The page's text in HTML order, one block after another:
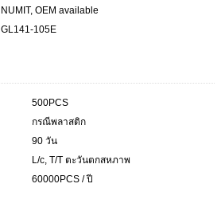
NUMIT, OEM available
GL141-105E
500PCS
กรณีพลาสติก
90 วัน
L/c, T/T ตะวันตกสหภาพ
60000PCS / ปี